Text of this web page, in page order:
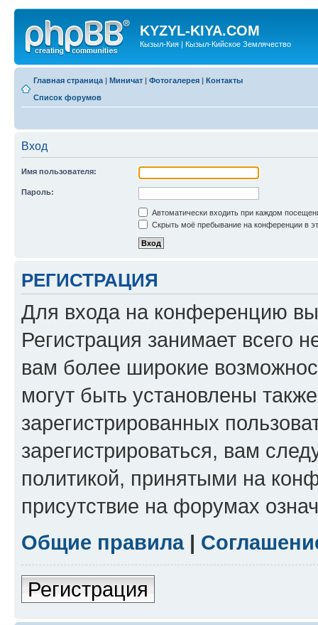
KYZYL-KIYA.COM
Кызыл-Кия | Кызыл-Кийское Землячество
Главная страница | Миничат | Фотогалерея | Контакты
Список форумов
Вход
Имя пользователя:
Пароль:
Автоматически входить при каждом
Скрыть моё пребывание на конференции в
РЕГИСТРАЦИЯ
Для входа на конференцию
Регистрация занимает всего
вам более широкие
могут быть установлены
зарегистрированных
зарегистрироваться, вам
политикой, принятыми на
присутствие на форумах
Общие правила|
Регистрация